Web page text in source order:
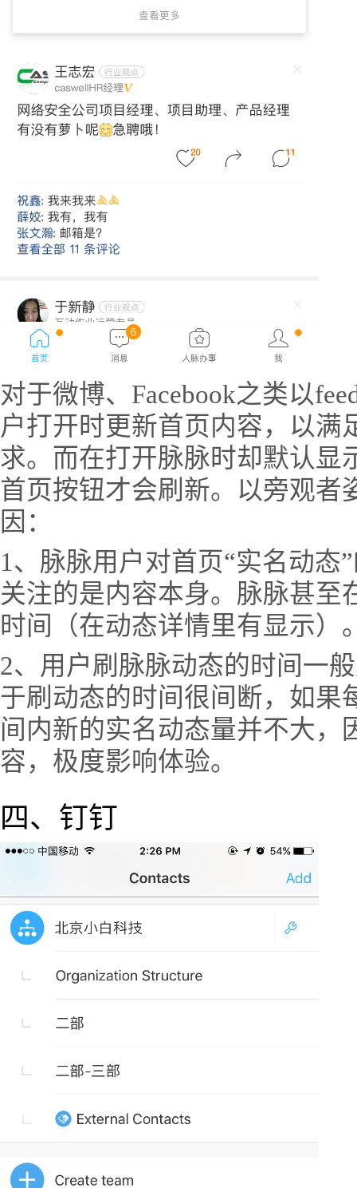
对于微博、Facebook之类以
户打开时更新首页内容，以满
求。而在打开脉脉时却默认显
首页按钮才会刷新。以旁观者
因：
1、脉脉用户对首页“实名动态
关注的是内容本身。脉脉甚至
时间（在动态详情里有显示）
2、用户刷脉脉动态的时间一
于刷动态的时间很间断，如果
间内新的实名动态量并不大，
容，极度影响体验。
四、钉钉